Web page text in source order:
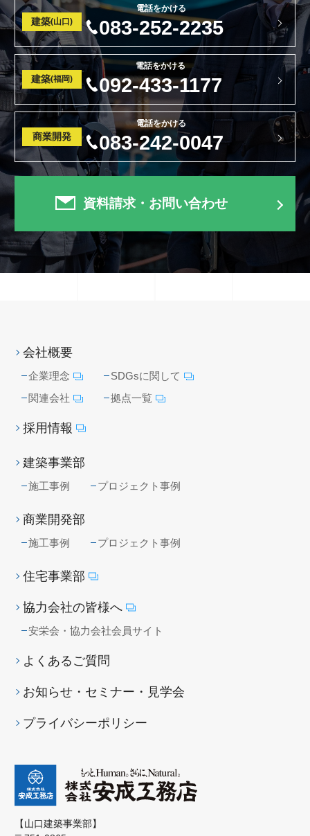
建築(山口)
電話をかける
083-252-2235
建築(福岡)
電話をかける
092-433-1177
商業開発
電話をかける
083-242-0047
資料請求・お問い合わせ
【山口建築事業部】
会社概要
企業理念
SDGsに関して
関連会社
拠点一覧
採用情報
建築事業部
施工事例 プロジェクト事例
商業開発部
施工事例 プロジェクト事例
住宅事業部
協力会社の皆様へ
安栄会・協力会社会員サイト
よくあるご質問
お知らせ・セミナー・見学会
プライバシーポリシー